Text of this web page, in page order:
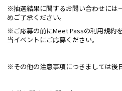
※抽選結果に関するお問い合わせには
めご了承ください。
※ご応募の前にMeet Passの利用規約
当イベントにご応募ください。
※その他の注意事項につきましては後